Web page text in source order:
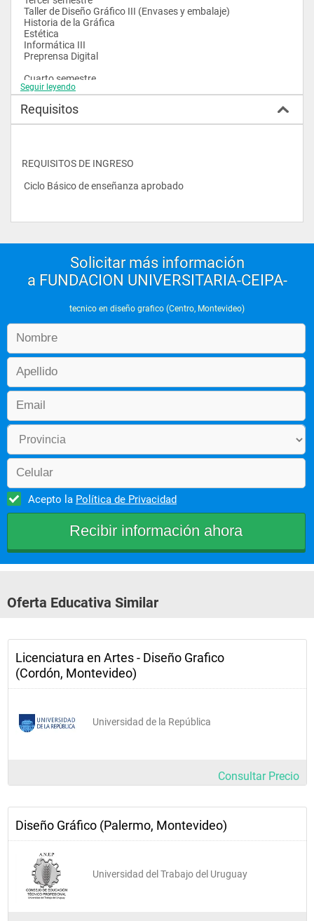
altos niveles de excelencia académica y profesional.
Taller de Diseño Gráfico III (Envases y embalaje)
Historia de la Gráfica
Estética
Informática III
Preprensa Digital
Cuarto semestre
Taller de Diseño Gráfico IV
Plan Empresarial
Informática IV
Seguir leyendo
Requisitos
REQUISITOS DE INGRESO
Ciclo Básico de enseñanza aprobado
Solicitar más información
a FUNDACION UNIVERSITARIA-CEIPA-
tecnico en diseño grafico (Centro, Montevideo)
Acepto la Política de Privacidad
Oferta Educativa Similar
Licenciatura en Artes - Diseño Grafico
(Cordón, Montevideo)
Universidad de la República
Consultar Precio
Diseño Gráfico (Palermo, Montevideo)
Universidad del Trabajo del Uruguay